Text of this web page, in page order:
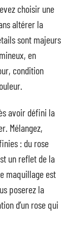
choisir une
altérer la
sont majeurs
en
condition
avoir défini la
Mélangez,
: du rose
un reflet de la
maquillage est
poserez la
d’un rose qui